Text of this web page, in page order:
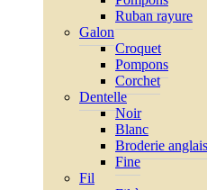
Ruban rayure
Galon
Croquet
Pompons
Corchet
Dentelle
Noir
Blanc
Broderie
Fine
Fil